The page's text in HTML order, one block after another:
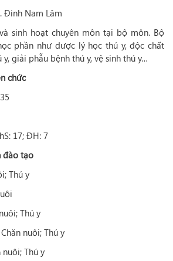
Đinh Nam Lâm
sinh hoạt chuyên môn tại bộ môn. Bộ
phần như dược lý học thú y, độc chất
y, giải phẫu bệnh thú y, vệ sinh thú y…
chức
17; ĐH: 7
đào tạo
Thú y
Thú y
nuôi; Thú y
Thú y